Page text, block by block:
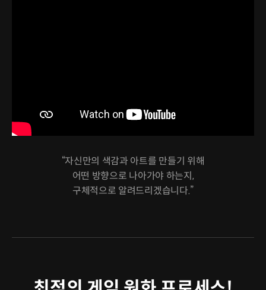
“자신만의 색감과 아트를 만들기 위해
어떤 방향으로 나아가야 하는지,
구체적으로 알려드리겠습니다.”